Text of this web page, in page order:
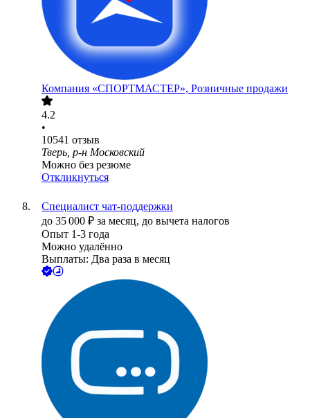
Компания «СПОРТМАСТЕР», Розничные продажи
4.2
•
10541 отзыв
Тверь, р-н Московский
Можно без резюме
Откликнуться
Специалист чат-поддержки
до 35 000 ₽ за месяц, до вычета налогов
Опыт 1-3 года
Можно удалённо
Выплаты: Два раза в месяц